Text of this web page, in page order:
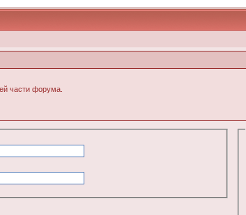
части форума.